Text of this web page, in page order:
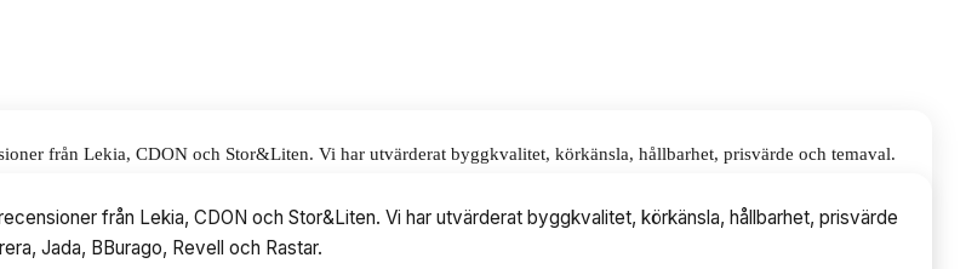
från Lekia, CDON och Stor&Liten. Vi har utvärderat byggkvalitet, körkänsla, hållbarhet, prisvärde och temaval.
från Lekia, CDON och Stor&Liten. Vi har utvärderat byggkvalitet, körkänsla, hållbarhet, prisvärde
Jada, BBurago, Revell och Rastar.